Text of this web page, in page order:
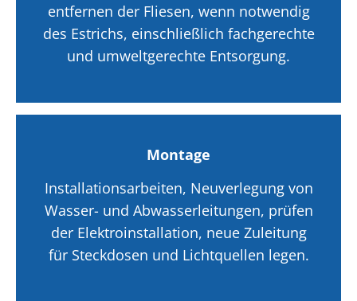
entfernen der Fliesen, wenn notwendig
des Estrichs, einschließlich fachgerechte
und umweltgerechte Entsorgung.
Montage
Installationsarbeiten, Neuverlegung von
Wasser- und Abwasserleitungen, prüfen
der Elektroinstallation, neue Zuleitung
für Steckdosen und Lichtquellen legen.